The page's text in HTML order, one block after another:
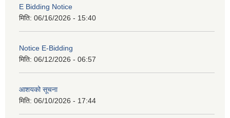
E Bidding Notice
मिति: 06/16/2026 - 15:40
Notice E-Bidding
मिति: 06/12/2026 - 06:57
आशयको सूचना
मिति: 06/10/2026 - 17:44